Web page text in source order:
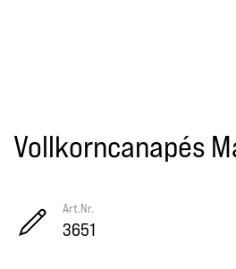
Vollkorncanapés
Art.Nr.
3651